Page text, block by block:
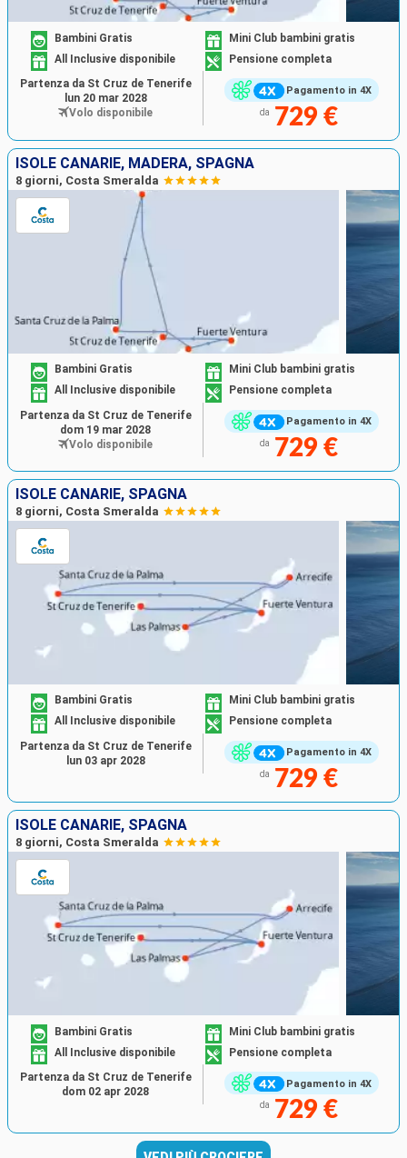
Pagamento in 4X
Bambini Gratis
Mini Club bambini gratis
All Inclusive disponibile
Pensione completa
da 729 €
Partenza da St Cruz de Tenerife
lun 20 mar 2028
Volo disponibile
ISOLE CANARIE, MADERA, SPAGNA
8 giorni, Costa Smeralda
Pagamento in 4X
Bambini Gratis
Mini Club bambini gratis
All Inclusive disponibile
Pensione completa
da 729 €
Partenza da St Cruz de Tenerife
dom 19 mar 2028
Volo disponibile
ISOLE CANARIE, SPAGNA
8 giorni, Costa Smeralda
Pagamento in 4X
Bambini Gratis
Mini Club bambini gratis
All Inclusive disponibile
Pensione completa
da 729 €
Partenza da St Cruz de Tenerife
lun 03 apr 2028
ISOLE CANARIE, SPAGNA
8 giorni, Costa Smeralda
Pagamento in 4X
Bambini Gratis
Mini Club bambini gratis
All Inclusive disponibile
Pensione completa
da 729 €
Partenza da St Cruz de Tenerife
dom 02 apr 2028